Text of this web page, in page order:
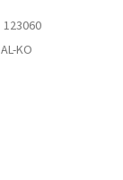
123060
AL-KO